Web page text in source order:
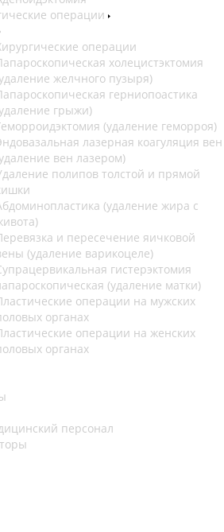
операции
операции
холецистэктомия
желчного пузыря)
герниопоастика
грыжи)
(удаление геморроя)
лазерная коагуляция вен
вен лазером)
полипов толстой и прямой
(удаление жира с
и пересечение яичковой
(удаление варикоцеле)
гистерэктомия
(удаление матки)
операции на мужских
органах
операции на женских
органах
персонал